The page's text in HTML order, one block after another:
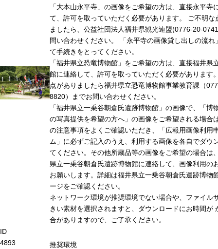
ID
4893
「大本山永平寺」の画像をご希望の方は、直接永平寺
て、許可を取っていただく必要があります。 ご不明な
ましたら、公益社団法人福井県観光連盟(0776-20-
問い合わせください。 「永平寺の画像貸し出しの流れ
て手続きをとってください。
「福井県立恐竜博物館」をご希望の方は、直接福井県
館に連絡して、許可を取っていただく必要があります
点がありましたら福井県立恐竜博物館事業教育課（
8820）までお問い合わせください。
「福井県立一乗谷朝倉氏遺跡博物館」の画像で、「博
の写真提供を希望の方へ」の画像をご希望される場合
の注意事項をよくご確認いただき、「広報用画像利用
ム」に必ずご記入のうえ、利用する画像を各自でダウ
てください。その他所蔵品等の画像をご希望の場合は
県立一乗谷朝倉氏遺跡博物館に連絡して、画像利用の
お願いします。詳細は福井県立一乗谷朝倉氏遺跡博物
ージをご確認ください。
ネットワーク環境が推奨環境でない場合や、ファイル
きい素材を選択されますと、ダウンロードにお時間が
合がありますので、ご了承ください。
推奨環境